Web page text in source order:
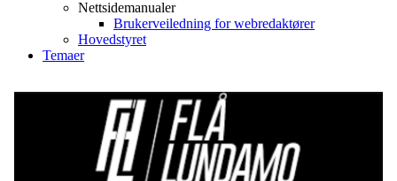
Nettsidemanualer
Brukerveiledning for webredaktører
Hovedstyret
Temaer